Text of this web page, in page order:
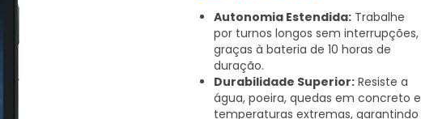
Autonomia Estendida: Trabalhe
por turnos longos sem interrupções,
graças à bateria de 10 horas de
duração.
Durabilidade Superior: Resiste a
água, poeira, quedas em concreto e
temperaturas extremas, garantindo